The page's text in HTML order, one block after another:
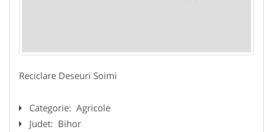
Reciclare Deseuri Soimi
Categorie: Agricole
Judet: Bihor